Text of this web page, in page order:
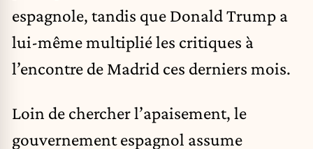
espagnole, tandis que Donald Trump a
lui-même multiplié les critiques à
l’encontre de Madrid ces derniers mois.
Loin de chercher l’apaisement, le
gouvernement espagnol assume